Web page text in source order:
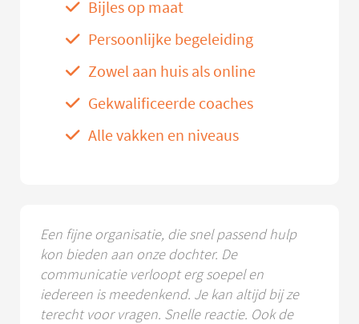
Bijles op maat
Persoonlijke begeleiding
Zowel aan huis als online
Gekwalificeerde coaches
Alle vakken en niveaus
Een fijne organisatie, die snel passend hulp
kon bieden aan onze dochter. De
communicatie verloopt erg soepel en
iedereen is meedenkend. Je kan altijd bij ze
terecht voor vragen. Snelle reactie. Ook de